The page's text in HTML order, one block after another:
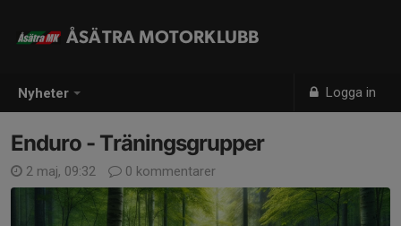
Nyheter Logga in
ÅSÄTRA MOTORKLUBB
Enduro - Träningsgrupper
2 maj, 09:32 0 kommentarer